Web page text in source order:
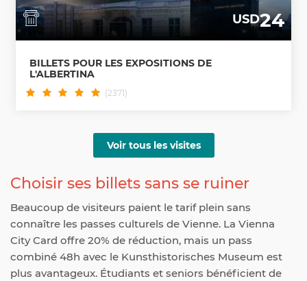
USD24
BILLETS POUR LES EXPOSITIONS DE
L'ALBERTINA
(2371)
Voir tous les visites
Choisir ses billets sans se ruiner
Beaucoup de visiteurs paient le tarif plein sans
connaître les passes culturels de Vienne. La Vienna
City Card offre 20% de réduction, mais un pass
combiné 48h avec le Kunsthistorisches Museum est
plus avantageux. Étudiants et seniors bénéficient de